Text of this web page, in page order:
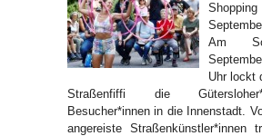
Am
Uhr lockt
Straßenfiffi die
Besucher*innen in die Innenstadt.
angereiste Straßenkünstler*innen